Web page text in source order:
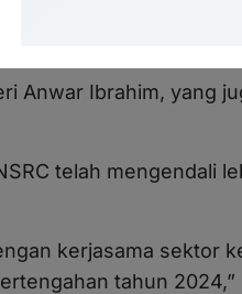
-- Kerajaan
RM10 juta bagi
Anwar Ibrahim, yang
telah mengendali
kerjasama sektor
tahun